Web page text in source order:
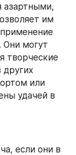
азартными,
им
Они могут
творческие
других
или
удачей в
если они в